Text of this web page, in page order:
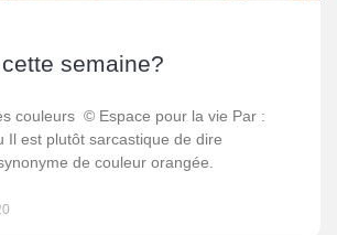
semaine?
couleurs © Espace pour la vie Par :
Il est plutôt sarcastique de dire
de couleur orangée.